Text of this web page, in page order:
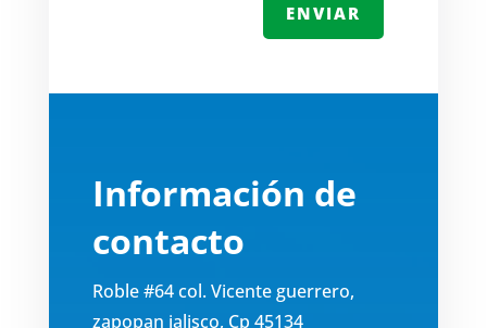
ENVIAR
Información de
contacto
Roble #64 col. Vicente guerrero,
zapopan jalisco, Cp 45134